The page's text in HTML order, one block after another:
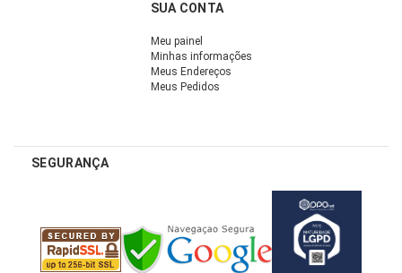
SUA CONTA
Meu painel
Minhas informações
Meus Endereços
Meus Pedidos
SEGURANÇA